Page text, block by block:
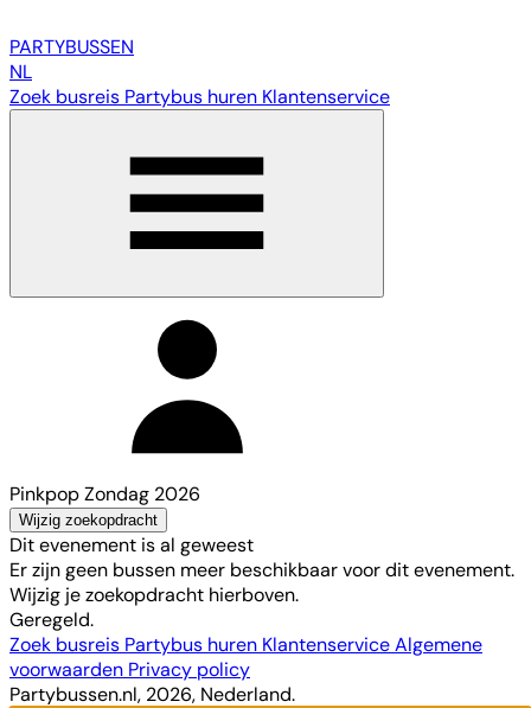
PARTYBUSSEN
NL
Zoek busreis Partybus huren Klantenservice
Pinkpop Zondag 2026
Wijzig zoekopdracht
Dit evenement is al geweest
Er zijn geen bussen meer beschikbaar voor dit evenement.
Wijzig je zoekopdracht hierboven.
Geregeld.
Zoek busreis Partybus huren KlantenserviceAlgemene
voorwaarden Privacy policy
Partybussen.nl, 2026, Nederland.